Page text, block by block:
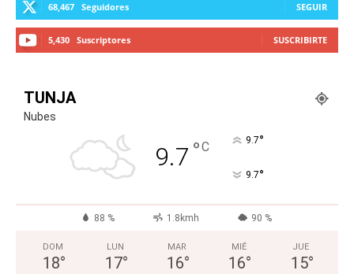
68,467 Seguidores SEGUIR
5,430 Suscriptores SUSCRIBIRTE
TUNJA
Nubes
9.7 °C 9.7°
9.7°
88 % 1.8kmh 90 %
DOM
18°
LUN
17°
MAR
16°
MIÉ
16°
JUE
15°